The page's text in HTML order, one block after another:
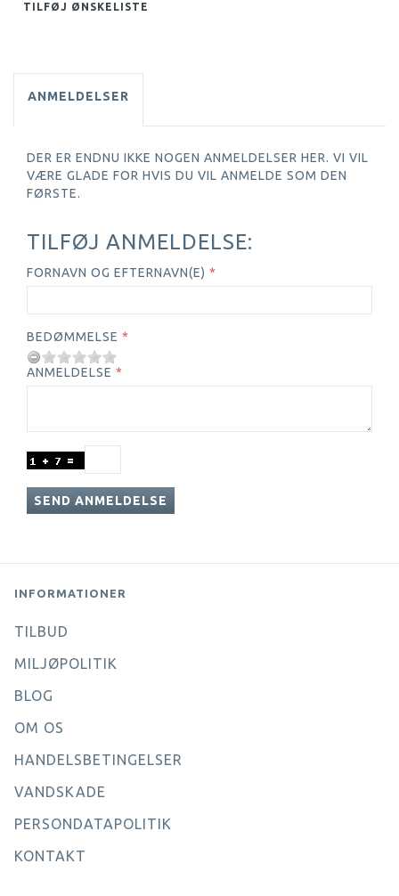
TILFØJ ØNSKELISTE
ANMELDELSER
DER ER ENDNU IKKE NOGEN ANMELDELSER HER. VI VIL
VÆRE GLADE FOR HVIS DU VIL ANMELDE SOM DEN
FØRSTE.
TILFØJ ANMELDELSE:
FORNAVN OG EFTERNAVN(E)
BEDØMMELSE
ANMELDELSE
SEND ANMELDELSE
INFORMATIONER
TILBUD
MILJØPOLITIK
BLOG
OM OS
HANDELSBETINGELSER
VANDSKADE
PERSONDATAPOLITIK
KONTAKT